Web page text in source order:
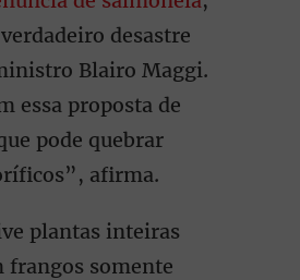
desastre
Blairo Maggi.
essa proposta de
pode quebrar
afirma.
plantas inteiras
frangos somente